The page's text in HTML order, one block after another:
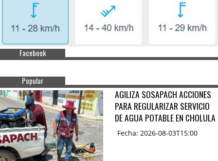
Facebook
Popular
AGILIZA SOSAPACH ACCIONES
PARA REGULARIZAR SERVICIO
DE AGUA POTABLE EN CHOLULA
Fecha: 2026-08-03T15:00